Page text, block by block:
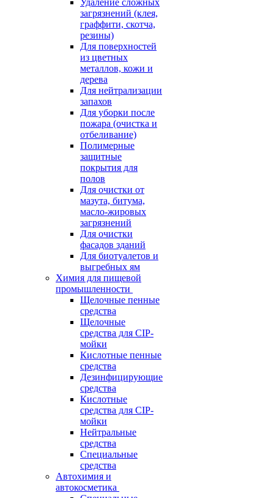
Удаление сложных
загрязнений (клея,
граффити, скотча,
резины)
Для поверхностей
из цветных
металлов, кожи и
дерева
Для нейтрализации
запахов
Для уборки после
пожара (очистка и
отбеливание)
Полимерные
защитные
покрытия для
полов
Для очистки от
мазута, битума,
масло-жировых
загрязнений
Для очистки
фасадов зданий
Для биотуалетов и
выгребных ям
Химия для пищевой
промышленности
Щелочные пенные
средства
Щелочные
средства для CIP-
мойки
Кислотные пенные
средства
Дезинфицирующие
средства
Кислотные
средства для CIP-
мойки
Нейтральные
средства
Специальные
средства
Автохимия и
автокосметика